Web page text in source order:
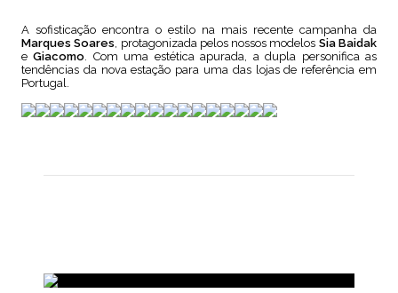
A sofisticação encontra o estilo na mais recente campanha da
Marques Soares, protagonizada pelos nossos modelos Sia Baidak
eGiacomo. Com uma estética apurada, a dupla personifica as
tendências da nova estação para uma das lojas de referência em
Portugal.